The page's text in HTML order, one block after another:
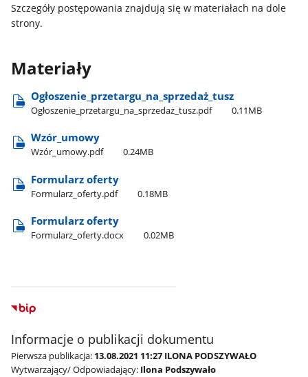
Szczegóły postępowania znajdują się w materiałach na dole
strony.
Materiały
Ogłoszenie​_przetargu​_na​_sprzedaż​_tusz
Ogłoszenie​_przetargu​_na​_sprzedaż​_tusz.pdf 0.11MB
Wzór​_umowy
Wzór​_umowy.pdf 0.24MB
Formularz oferty
Formularz​_oferty.pdf 0.18MB
Formularz oferty
Formularz​_oferty.docx 0.02MB
Informacje o publikacji dokumentu
Pierwsza publikacja: 13.08.2021 11:27 ILONA PODSZYWAŁO
Wytwarzający/ Odpowiadający: Ilona Podszywało